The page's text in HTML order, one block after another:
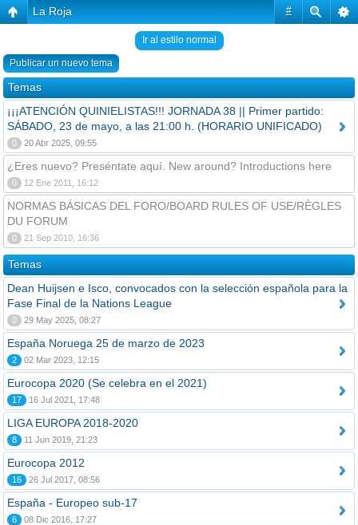
#
La Roja
Ir al estilo normal
Publicar un nuevo tema
Temas
¡¡¡ATENCIÓN QUINIELISTAS!!! JORNADA 38 || Primer partido:
SÁBADO, 23 de mayo, a las 21:00 h. (HORARIO UNIFICADO)
0 20 Abr 2025, 09:55
¿Eres nuevo? Preséntate aquí. New around? Introductions here
0 12 Ene 2011, 16:12
NORMAS BÁSICAS DEL FORO/BOARD RULES OF USE/RÈGLES
DU FORUM
0 21 Sep 2010, 16:36
Temas
Dean Huijsen e Isco, convocados con la selección española para la
Fase Final de la Nations League
0 29 May 2025, 08:27
España Noruega 25 de marzo de 2023
2 02 Mar 2023, 12:15
Eurocopa 2020 (Se celebra en el 2021)
17 16 Jul 2021, 17:48
LIGA EUROPA 2018-2020
8 11 Jun 2019, 21:23
Eurocopa 2012
16 26 Jul 2017, 08:56
España - Europeo sub-17
6 08 Dic 2016, 17:27